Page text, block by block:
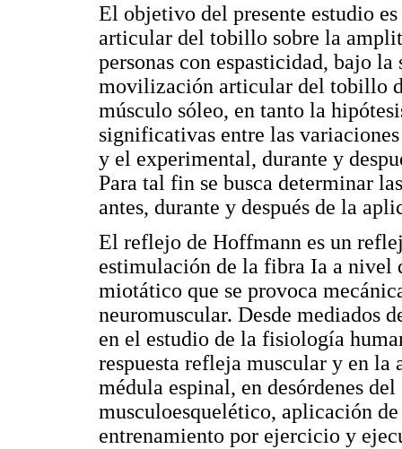
El objetivo del presente estudio
articular del tobillo sobre la
personas con espasticidad, bajo
movilización articular del tobillo
músculo sóleo, en tanto la
significativas entre las
y el experimental, durante y
Para tal fin se busca determinar
antes, durante y después de la
El reflejo de Hoffmann es un
estimulación de la fibra Ia a
miotático que se provoca
neuromuscular. Desde mediados
en el estudio de la fisiología
respuesta refleja muscular y en
médula espinal, en desórdenes
musculoesquelético, aplicación
entrenamiento por ejercicio y